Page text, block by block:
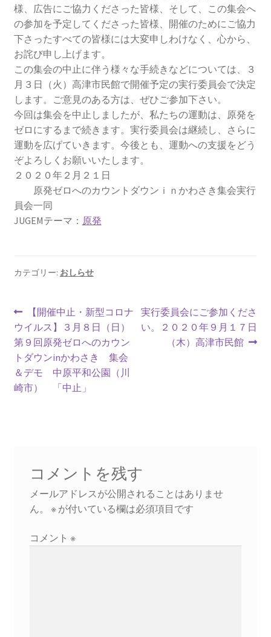
2023.3.12 第12回原発ゼロへのカウントダウンinかわ
さき集会
2023.6.25（日）映画「原発をとめた裁判長 そして
原発をとめる農家たち」上映会を開催
2023.10.8 原発ゼロへのカウントダウンinかわさき
講演会開催
2024.3.10第13回原発ゼロへのカウントダウンinかわさ
き集会
2024.10.13 映画「決断」上映と講演会を開催
ギャラリー
ギャラリー_2023.3.12
ギャラリー_2024.3.10
原発ゼロと未来
様、広告にご協力くださった皆様、そ して、この集会へ
の参加を予定してくださった皆様、開催のために ご協力
下さったすべての皆様には大変申しわけなく、心から、
お詫び申し上げます。
この集会の中止に伴う様々な手続きなどについては、３
月３日（火 ）高津市民館で開催予定の実行委員会で決定
します。ご意見のある方は、ぜひご参加下さい。
今回は集会を中止しましたが、私たちの運動は、原発を
ゼロにする まで続きます。実行委員会は継続し、さらに
運動を広げていきます。今後とも、運動への支援をどう
ぞよろしくお願いいたします。
２０２０年２月２１日
原発ゼロへのカウントダウンｉｎかわさき集会実行
員会一同
JUGEMテーマ： 原発
カテゴリー: おしらせ
投
稿
ナ
ビ
ョ
ン
前
の
投
稿:
【開催中止・新型コロナ
ウイルス】３月８日（日）
第９回原発ゼロへのカウン
トダウンinかわさき 集会
＆デモ 中原平和公園（川
崎市） 「中止」
次
の
実行委員会にご参加くださ
い。２０２０年９月１７日
（木）高津市民館
コメントを残す
メールアドレスが公開されることはありませ
ん。
※が付いている欄は必須項目です
コメント ※